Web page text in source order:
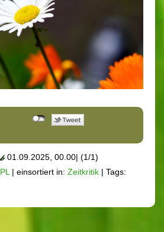
01.09.2025, 00.00| (1/1)
PL| einsortiert in: Zeitkritik | Tags: